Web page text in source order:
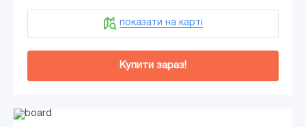
показати на карті
Купити зараз!